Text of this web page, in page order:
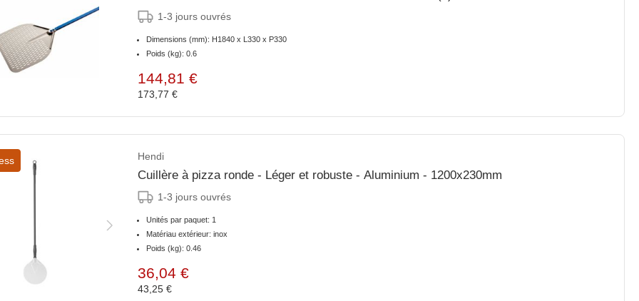
1-3 jours ouvrés
Dimensions (mm): H1840 x L330 x P330
Poids (kg): 0.6
144,81 €
173,77 €
Hendi
Cuillère à pizza ronde - Léger et robuste - Aluminium - 1200x230mm
1-3 jours ouvrés
Unités par paquet: 1
Matériau extérieur: inox
Poids (kg): 0.46
36,04 €
43,25 €